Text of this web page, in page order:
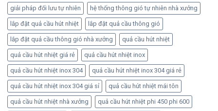
giải pháp đối lưu tự nhiên hệ thống thông gió tự nhiên nhà xưởng
lắp đặt quả cầu hút nhiệt lắp đặt quả cầu thông gió
lắp đặt quả cầu thông gió nhà xưởng quả cầu hút nhiệt
quả cầu hút nhiệt giá rẻ quả cầu hút nhiệt inox
quả cầu hút nhiệt inox 304 quả cầu hút nhiệt inox 304 giá rẻ
quả cầu hút nhiệt inox 304 giá sỉ quả cầu hút nhiệt mái tôn
quả cầu hút nhiệt nhà xưởng quả cầu hút nhiệt phi 450 phi 600